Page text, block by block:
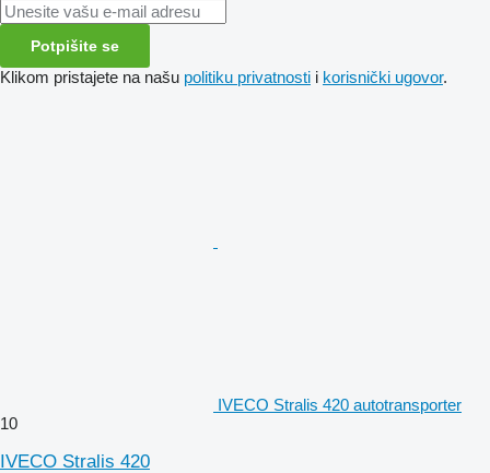
Potpišite se
Klikom pristajete na našu politiku privatnosti i korisnički ugovor.
IVECO Stralis 420 autotransporter
10
IVECO Stralis 420